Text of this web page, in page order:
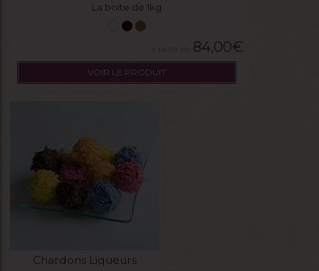
La boite de 1kg
84,00€
VOIR LE PRODUIT
Chardons Liqueurs